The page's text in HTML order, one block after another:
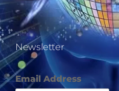
Newsletter
Email Address